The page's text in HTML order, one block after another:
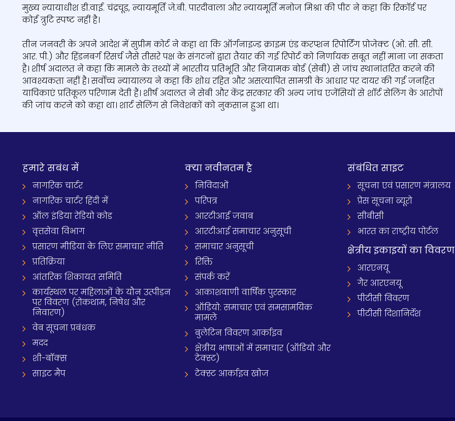
मुख्य न्यायाधीश डी.वाई. चंद्रचूड़, न्यायमूर्ति जे.बी. पारदीवाला और न्यायमूर्ति मनोज मिश्रा की पीठ ने कहा कि रिकॉर्ड पर
कोई त्रुटि स्पष्ट नहीं है।
तीन जनवरी के अपने आदेश में सुप्रीम कोर्ट ने कहा था कि ऑर्गनाइज्ड क्राइम एंड करप्शन रिपोर्टिंग प्रोजेक्ट (ओ. सी. सी.
आर. पी.) और हिंडनबर्ग रिसर्च जैसे तीसरे पक्ष के संगठनों द्वारा तैयार की गई रिपोर्ट को निर्णायक सबूत नहीं माना जा सकता
है। शीर्ष अदालत ने कहा कि मामले के तथ्यों में भारतीय प्रतिभूति और नियामक बोर्ड (सेबी) से जांच स्थानांतरित करने की
आवश्यकता नहीं है। सर्वोच्च न्यायालय ने कहा कि शोध रहित और असत्यापित सामग्री के आधार पर दायर की गई जनहित
याचिकाएं प्रतिकूल परिणाम देती हैं। शीर्ष अदालत ने सेबी और केंद्र सरकार की अन्य जांच एजेंसियों से शॉर्ट सेलिंग के आरोपों
की जांच करने को कहा था। शार्ट सेलिंग से निवेशकों को नुकसान हुआ था।
हमारे सबंध में
नागरिक चार्टर
नागरिक चार्टर हिंदी में
ऑल इंडिया रेडियो कोड
वृत्तसेवा विभाग
प्रसारण मीडिया के लिए समाचार नीति
प्रतिक्रिया
आंतरिक शिकायत समिति
कार्यस्थल पर महिलाओं के यौन उत्पीड़न
पर विवरण (रोकथाम, निषेध और
निवारण)
वेब सूचना प्रबंधक
मदद
शी-बॉक्स
साइट मैप
क्‍या नवीनतम है
निविदाओं
परिपत्र
आरटीआई जवाब
आरटीआई समाचार अनुसूची
समाचार अनुसूची
रिक्ति
संपर्क करें
आकाशवाणी वार्षिक पुरस्कार
ऑडियो: समाचार एवं समसामयिक
मामले
बुलेटिन विवरण आर्काइव
क्षेत्रीय भाषाओं में समाचार (ऑडियो और
टेक्स्ट)
टेक्स्ट आर्काइव खोज
संबंधित साइट
सूचना एवं प्रसारण मंत्रालय
प्रेस सूचना ब्यूरो
सीबीसी
भारत का राष्ट्रीय पोर्टल
क्षेत्रीय इकाइयों का विवरण
आरएनयू
गैर आरएनयू
पीटीसी विवरण
पीटीसी दिशानिर्देश